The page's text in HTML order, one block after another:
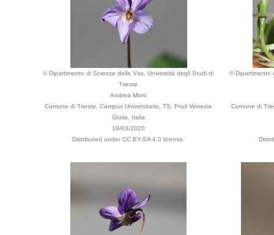
© Dipartimento di Scienze della Vita, Università degli Studi di
Trieste
Andrea Moro
Comune di Trieste, Campus Universitario, TS, Friuli Venezia
Giulia, Italia
19/03/2020
Distributed under CC BY-SA 4.0 license.
© Dipartimento
Comune di